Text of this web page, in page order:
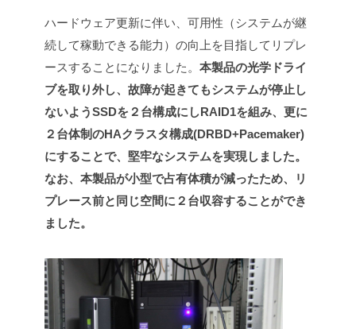
ハードウェア更新に伴い、可用性（システムが継
続して稼動できる能力）の向上を目指してリプレ
ースすることになりました。 本製品の光学ドライ
ブを取り外し、故障が起きてもシステムが停止し
ないようSSDを２台構成にしRAID1を組み、更に
２台体制のHAクラスタ構成(DRBD+Pacemaker)
にすることで、堅牢なシステムを実現しました。
なお、本製品が小型で占有体積が減ったため、リ
プレース前と同じ空間に２台収容することができ
ました。